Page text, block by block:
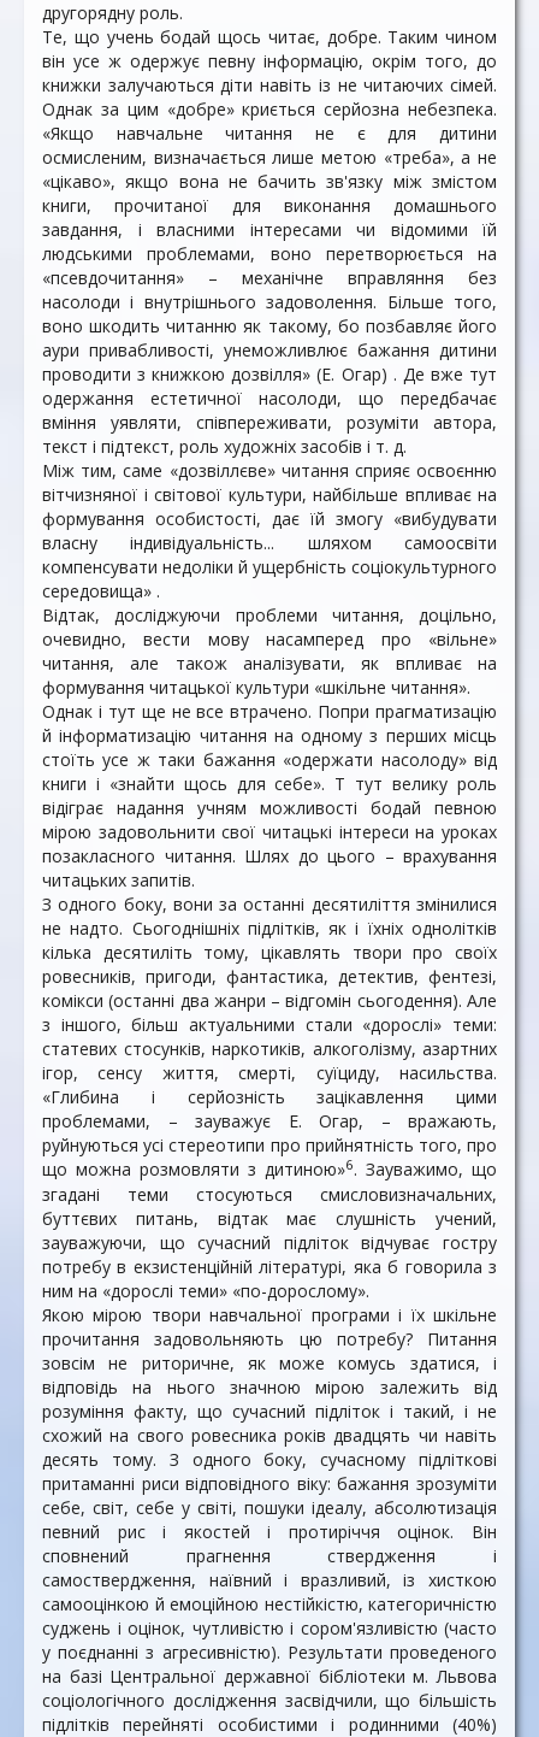
другорядну роль.
Те, що учень бодай щось читає, добре. Таким чином
він усе ж одержує певну інформацію, окрім того, до
книжки залучаються діти навіть із не читаючих сімей.
Однак за цим «добре» криється серйозна небезпека.
«Якщо навчальне читання не є для дитини
осмисленим, визначається лише метою «треба», а не
«цікаво», якщо вона не бачить зв'язку між змістом
книги, прочитаної для виконання домашнього
завдання, і власними інтересами чи відомими їй
людськими проблемами, воно перетворюється на
«псевдочитання» – механічне вправляння без
насолоди і внутрішнього задоволення. Більше того,
воно шкодить читанню як такому, бо позбавляє його
аури привабливості, унеможливлює бажання дитини
проводити з книжкою дозвілля» (Е. Огар) . Де вже тут
одержання естетичної насолоди, що передбачає
вміння уявляти, співпереживати, розуміти автора,
текст і підтекст, роль художніх засобів і т. д.
Між тим, саме «дозвіллєве» читання сприяє освоєнню
вітчизняної і світової культури, найбільше впливає на
формування особистості, дає їй змогу «вибудувати
власну індивідуальність... шляхом самоосвіти
компенсувати недоліки й ущербність соціокультурного
середовища» .
Відтак, досліджуючи проблеми читання, доцільно,
очевидно, вести мову насамперед про «вільне»
читання, але також аналізувати, як впливає на
формування читацької культури «шкільне читання».
Однак і тут ще не все втрачено. Попри прагматизацію
й інформатизацію читання на одному з перших місць
стоїть усе ж таки бажання «одержати насолоду» від
книги і «знайти щось для себе». Т тут велику роль
відіграє надання учням можливості бодай певною
мірою задовольнити свої читацькі інтереси на уроках
позакласного читання. Шлях до цього – врахування
читацьких запитів.
З одного боку, вони за останні десятиліття змінилися
не надто. Сьогоднішніх підлітків, як і їхніх однолітків
кілька десятиліть тому, цікавлять твори про своїх
ровесників, пригоди, фантастика, детектив, фентезі,
комікси (останні два жанри – відгомін сьогодення). Але
з іншого, більш актуальними стали «дорослі» теми:
статевих стосунків, наркотиків, алкоголізму, азартних
ігор, сенсу життя, смерті, суїциду, насильства.
«Глибина і серйозність зацікавлення цими
проблемами, – зауважує Е. Огар, – вражають,
руйнуються усі стереотипи про прийнятність того, про
що можна розмовляти з дитиною»6. Зауважимо, що
згадані теми стосуються смисловизначальних,
буттєвих питань, відтак має слушність учений,
зауважуючи, що сучасний підліток відчуває гостру
потребу в екзистенційній літературі, яка б говорила з
ним на «дорослі теми» «по-дорослому».
Якою мірою твори навчальної програми і їх шкільне
прочитання задовольняють цю потребу? Питання
зовсім не риторичне, як може комусь здатися, і
відповідь на нього значною мірою залежить від
розуміння факту, що сучасний підліток і такий, і не
схожий на свого ровесника років двадцять чи навіть
десять тому. З одного боку, сучасному підліткові
притаманні риси відповідного віку: бажання зрозуміти
себе, світ, себе у світі, пошуки ідеалу, абсолютизація
певний рис і якостей і протиріччя оцінок. Він
сповнений прагнення ствердження і
самоствердження, наївний і вразливий, із хисткою
самооцінкою й емоційною нестійкістю, категоричністю
суджень і оцінок, чутливістю і сором'язливістю (часто
у поєднанні з агресивністю). Результати проведеного
на базі Центральної державної бібліотеки м. Львова
соціологічного дослідження засвідчили, що більшість
підлітків перейняті особистими і родинними (40%)